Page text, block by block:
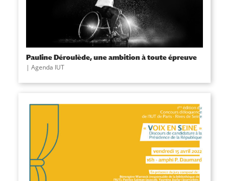
Pauline Déroulède, une ambition à toute épreuve
| Agenda IUT